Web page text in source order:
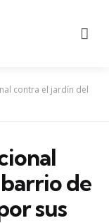
contra el jardín del
de
sus